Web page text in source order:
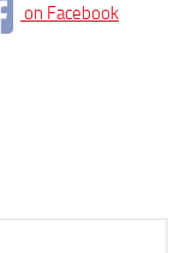
on Facebook